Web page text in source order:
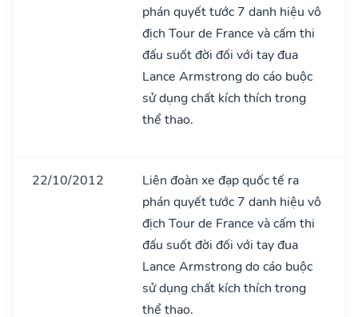
phán quyết tước 7 danh hiệu vô
địch Tour de France và cấm thi
đấu suốt đời đối với tay đua
Lance Armstrong do cáo buộc
sử dụng chất kích thích trong
thể thao.
22/10/2012
Liên đoàn xe đạp quốc tế ra
phán quyết tước 7 danh hiệu vô
địch Tour de France và cấm thi
đấu suốt đời đối với tay đua
Lance Armstrong do cáo buộc
sử dụng chất kích thích trong
thể thao.